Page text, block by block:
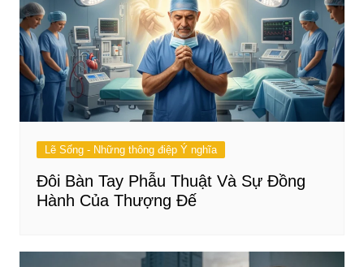
Lẽ Sống - Những thông điệp Ý nghĩa
Đôi Bàn Tay Phẫu Thuật Và Sự Đồng
Hành Của Thượng Đế